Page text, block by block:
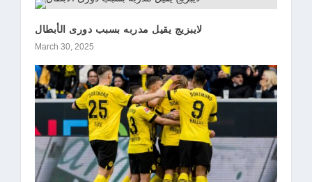
لايبزيج يقيل مدربه بسبب دورى الأبطال
March 30, 2025